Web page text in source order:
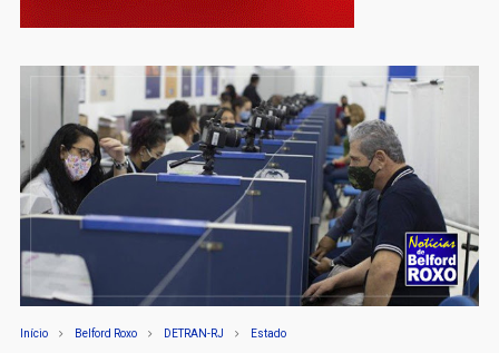
Início Belford Roxo DETRAN-RJ Estado